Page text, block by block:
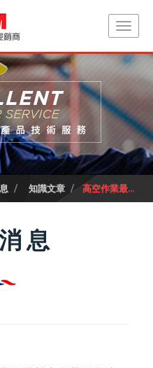
知識文章 高空作業最...
息